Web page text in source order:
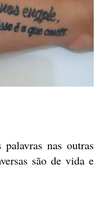
nas outras
são de vida e